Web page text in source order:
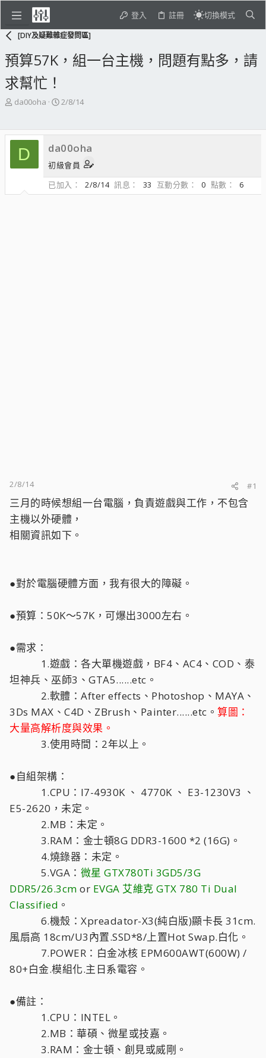
登入 註冊 切換模式
[DIY及疑難雜症發問區]
預算57K，組一台主機，問題有點多，請
求幫忙！
主
起
人
da00oha
開
期
2/8/14
D da00oha
初級會員
已加入
2/8/14 訊息 33 互動分數 0 點數 6
2/8/14 #1
三月的時候想組一台電腦，負責遊戲與工作，不包含
主機以外硬體，
相關資訊如下。
●對於電腦硬體方面，我有很大的障礙。
●預算：50K～57K，可爆出3000左右。
●需求：
1.遊戲：各大單機遊戲，BF4、AC4、COD、泰
坦神兵、巫師3、GTA5......etc。
2.軟體：After effects、Photoshop、MAYA、
3Ds MAX、C4D、ZBrush、Painter......etc。 算圖：
大量高解析度與效果。
3.使用時間：2年以上。
●自組架構：
1.CPU：I7-4930K 、 4770K 、 E3-1230V3 、
E5-2620，未定。
2.MB：未定。
3.RAM：金士頓8G DDR3-1600 *2 (16G)。
4.燒錄器：未定。
5.VGA： 微星 GTX780Ti 3GD5/3G
DDR5/26.3cm or EVGA 艾維克 GTX 780 Ti Dual
Classified 。
6.機殼：Xpreadator-X3(純白版)顯卡長 31cm.
風扇高 18cm/U3內置.SSD*8/上置Hot Swap.白化。
7.POWER：白金冰核 EPM600AWT(600W) /
80+白金.模組化.主日系電容。
●備註：
1.CPU：INTEL。
2.MB：華碩、微星或技嘉。
3.RAM：金士頓、創見或威剛。